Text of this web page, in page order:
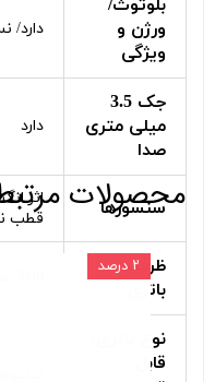
بلوتوث/
ورژن و
ویژگی
دارد/
جک 3.5
میلی متری
صدا
دارد
سنسورها
اثر
قطب
ظرفیت
باتری
نوع باتری/
قابل
محصولات
۲ درصد